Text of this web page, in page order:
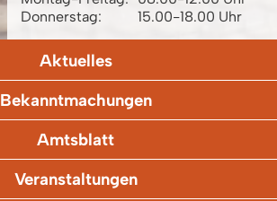
Donnerstag:
15.00-18.00 Uhr
Aktuelles
Bekanntmachungen
Amtsblatt
Veranstaltungen